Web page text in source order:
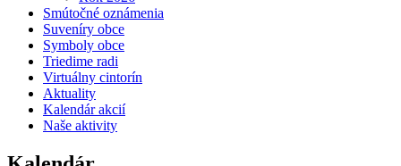
Smútočné oznámenia
Suveníry obce
Symboly obce
Triedime radi
Virtuálny cintorín
Aktuality
Kalendár akcií
Naše aktivity